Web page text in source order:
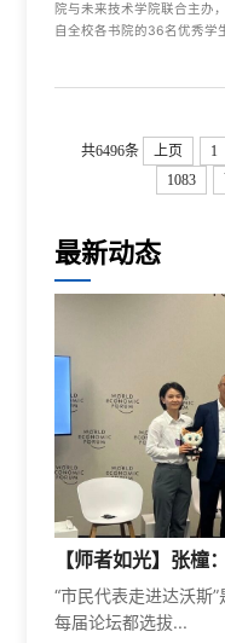
院与未来技术学院联合主办
自全校各书院的36名优秀学
共6496条 上页 1
1083
最新动态
【师者如光】张橦
“市民代表走进达沃
每届论坛都选拔...